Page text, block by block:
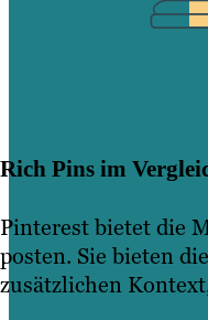
Rich Pins im
Pinterest bietet die
posten. Sie bieten
zusätzlichen